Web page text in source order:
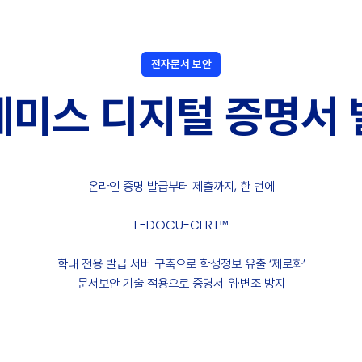
전자문서 보안
미스 디지털 증명서
온라인 증명 발급부터 제출까지, 한 번에
E-DOCU-CERT™
학내 전용 발급 서버 구축으로 학생정보 유출 ‘제로화’
문서보안 기술 적용으로 증명서 위·변조 방지